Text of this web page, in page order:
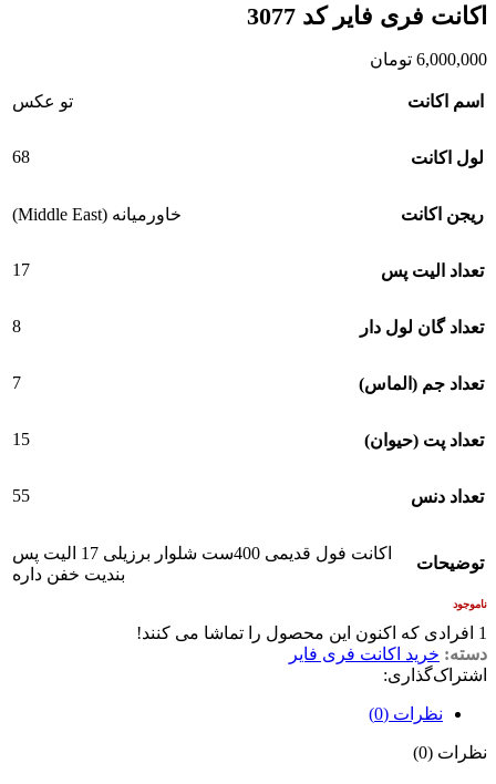
اکانت فری فایر کد 3077
6,000,000 تومان
اسم اکانت تو عکس
لول اکانت 68
ریجن اکانت خاورمیانه (Middle East)
تعداد الیت پس 17
تعداد گان لول دار 8
تعداد جم (الماس) 7
تعداد پت (حیوان) 15
تعداد دنس 55
توضیحات
اکانت فول قدیمی 400ست شلوار برزیلی 17 الیت پس
بندیت خفن داره
ناموجود
1 افرادی که اکنون این محصول را تماشا می کنند!
دسته: خرید اکانت فری فایر
اشتراک‌گذاری:
نظرات (0)
نظرات (0)